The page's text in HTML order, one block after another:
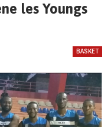
les Youngs
BASKET